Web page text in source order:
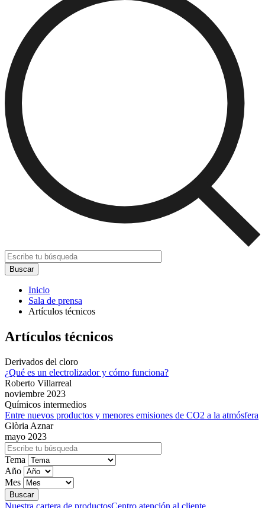
Inicio
Sala de prensa
Artículos técnicos
Artículos técnicos
Derivados del cloro
¿Qué es un electrolizador y cómo funciona?
Roberto Villarreal
noviembre 2023
Químicos intermedios
Entre nuevos productos y menores emisiones de CO2 a la atmósfera
Glòria Aznar
mayo 2023
Tema
Año
Mes
Nuestra cartera de productosCentro atención al cliente